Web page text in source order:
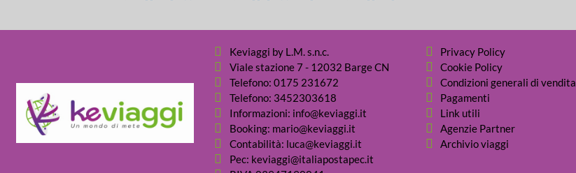
Keviaggi by L.M. s.n.c.
Viale stazione 7 - 12032 Barge CN
Telefono: 0175 231672
Telefono: 3452303618
Informazioni: info@keviaggi.it
Booking: mario@keviaggi.it
Contabilità: luca@keviaggi.it
Pec: keviaggi@italiapostapec.it
Privacy Policy
Cookie Policy
Condizioni generali di vendita
Pagamenti
Link utili
Agenzie Partner
Archivio viaggi